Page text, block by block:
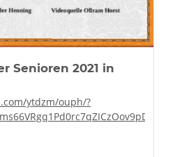
Senioren 2021 in
ytdzm/ouph/?